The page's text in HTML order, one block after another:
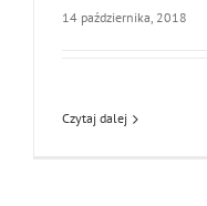
14 października, 2018
Czytaj dalej